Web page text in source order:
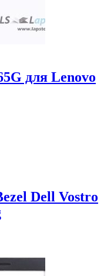
для Lenovo
Dell Vostro